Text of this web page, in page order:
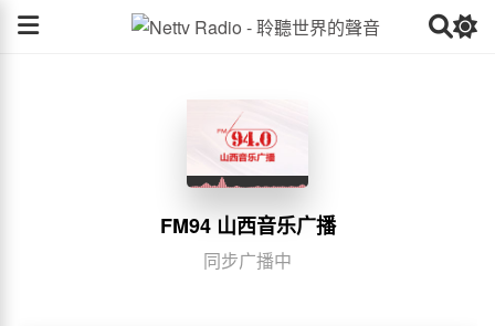
FM94 山西音乐广播
同步广播中